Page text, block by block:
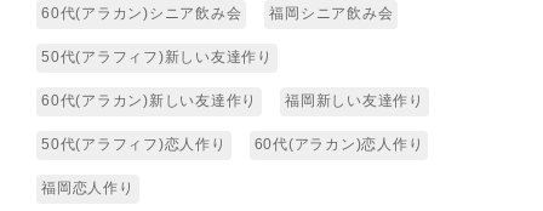
60代(アラカン)シニア飲み会 福岡シニア飲み会
50代(アラフィフ)新しい友達作り
60代(アラカン)新しい友達作り 福岡新しい友達作り
50代(アラフィフ)恋人作り 60代(アラカン)恋人作り
福岡恋人作り